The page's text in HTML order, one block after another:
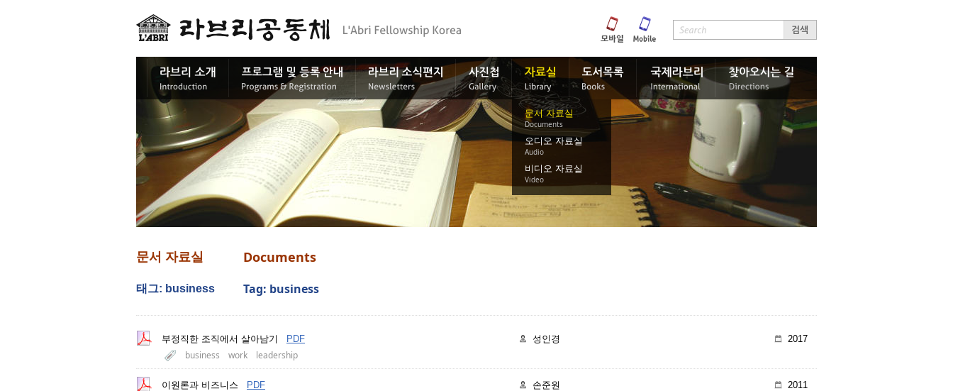
문서 자료실
Documents
오디오 자료실
Audio
비디오 자료실
Video
문서 자료실
태그: business
Documents
Tag: business
부정직한 조직에서 살아남기 PDF 성인경 2017
business work leadership
이원론과 비즈니스 PDF 손준원 2011